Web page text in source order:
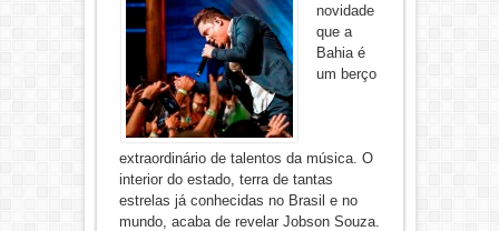
novidade
que a
Bahia é
um berço
extraordinário de talentos da música. O
interior do estado, terra de tantas
estrelas já conhecidas no Brasil e no
mundo, acaba de revelar Jobson Souza.